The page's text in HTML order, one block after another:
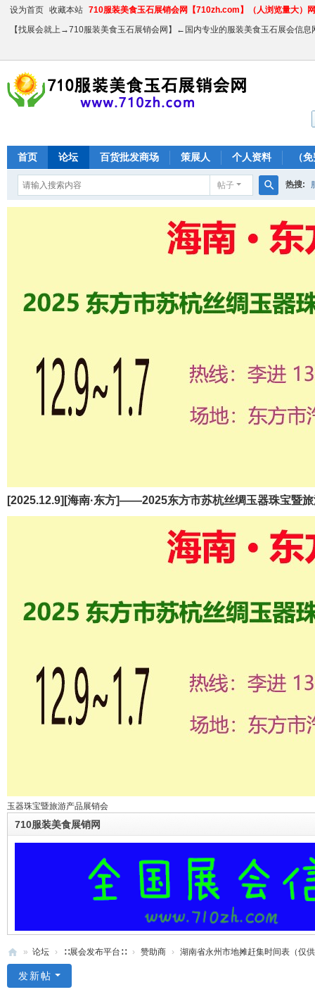
设为首页 收藏本站 710服装美食玉石展销会网【710zh.com】（人浏览量大）
【找展会就上→710服装美食玉石展销会网】←国内专业的服装美食玉石展会信息
首页 论坛 百货批发商场 策展人 个人资料 （
帖子
搜
索
热搜:
[2025.12.9][海南·东方]——2025东方市苏杭丝绸玉器珠宝暨
玉器珠宝暨旅游产品展销会
710服装美食展销网
» 论坛 › ∷展会发布平台∷ › 赞助商 › 湖南省永州市地摊赶集时间表（仅
发新帖